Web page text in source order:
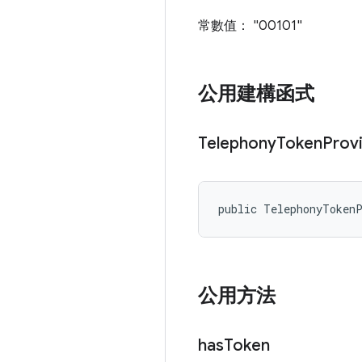
常數值： "00101"
公用建構函式
TelephonyToken
public
公用方法
hasToken